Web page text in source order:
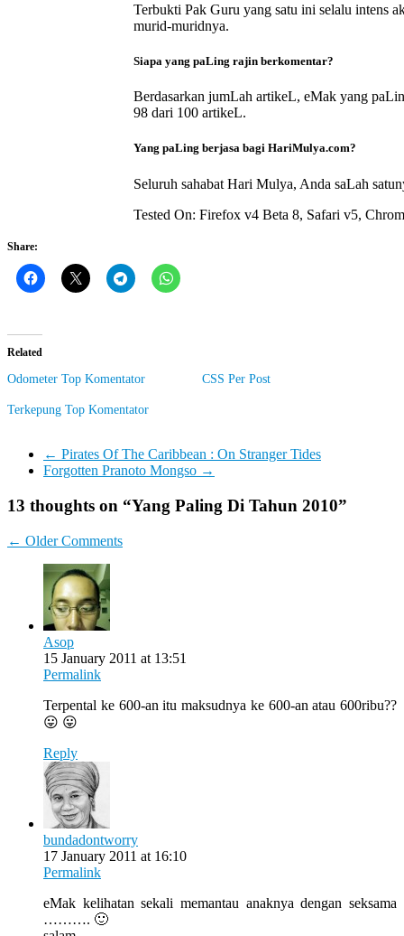
Terbukti Pak Guru yang satu ini selalu intens
murid-muridnya.
Siapa yang paLing rajin berkomentar?
Berdasarkan jumLah artikeL, eMak yang
98 dari 100 artikeL.
Yang paLing berjasa bagi HariMulya.com?
Seluruh sahabat Hari Mulya, Anda saLah
Tested On: Firefox v4 Beta 8, Safari v5,
Share:
Related
Odometer Top Komentator CSS Per Post
Terkepung Top Komentator
← Pirates Of The Caribbean : On Stranger Tides
Forgotten Pranoto Mongso →
13 thoughts on “Yang Paling Di Tahun 2010”
Comment
← Older Comments
Asop
15 January 2011 at 13:51
Permalink
Terpental ke 600-an itu maksudnya ke 600-an atau 600ribu??
😛 😛
Reply
bundadontworry
17 January 2011 at 16:10
Permalink
eMak kelihatan sekali memantau anaknya dengan seksama
………. 🙂